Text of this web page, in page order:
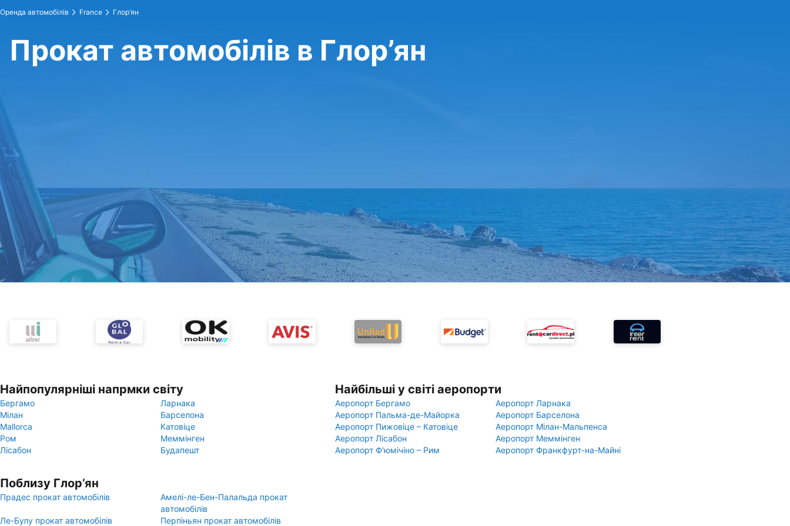
Оренда автомобілів France Глор’ян
Прокат автомобілів в Глор’ян
Найпопулярніші напрмки світу
Бергамо
Ларнака
Мілан
Барселона
Mallorca
Катовіце
Ром
Меммінген
Лісабон
Будапешт
Найбільші у світі аеропорти
Аеропорт Бергамо
Аеропорт Ларнака
Аеропорт Пальма-де-Майорка
Аеропорт Барселона
Аеропорт Пижовіце – Катовіце
Аеропорт Мілан-Мальпенса
Аеропорт Лісабон
Аеропорт Меммінген
Аеропорт Ф'юмічіно – Рим
Аеропорт Франкфурт-на-Майні
Поблизу Глор’ян
Прадес прокат автомобілів
Амелі-ле-Бен-Палальда прокат
автомобілів
Ле-Булу прокат автомобілів
Перпіньян прокат автомобілів